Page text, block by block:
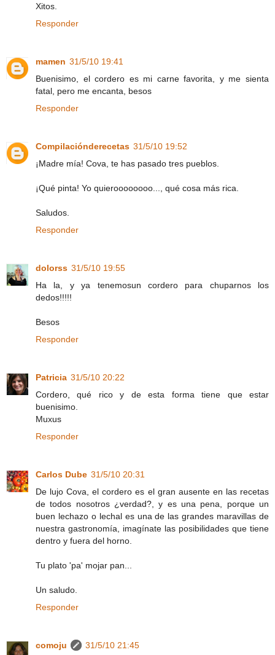
Xitos.
Responder
mamen 31/5/10 19:41
Buenisimo, el cordero es mi carne favorita, y me sienta
fatal, pero me encanta, besos
Responder
Compilaciónderecetas 31/5/10 19:52
¡Madre mía! Cova, te has pasado tres pueblos.
¡Qué pinta! Yo quieroooooooo..., qué cosa más rica.
Saludos.
Responder
dolorss 31/5/10 19:55
Ha la, y ya tenemosun cordero para chuparnos los
dedos!!!!!
Besos
Responder
Patricia 31/5/10 20:22
Cordero, qué rico y de esta forma tiene que estar
buenisimo.
Muxus
Responder
Carlos Dube 31/5/10 20:31
De lujo Cova, el cordero es el gran ausente en las recetas
de todos nosotros ¿verdad?, y es una pena, porque un
buen lechazo o lechal es una de las grandes maravillas de
nuestra gastronomía, imagínate las posibilidades que tiene
dentro y fuera del horno.
Tu plato 'pa' mojar pan...
Un saludo.
Responder
comoju 31/5/10 21:45